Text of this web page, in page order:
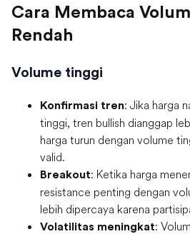
Cara Membaca
Rendah
Volume tinggi
Konfirmasi tren: Jika harga
tinggi, tren bullish dianggap
harga turun dengan volume
valid.
Breakout: Ketika harga
resistance penting dengan
lebih dipercaya karena
Volatilitas meningkat: